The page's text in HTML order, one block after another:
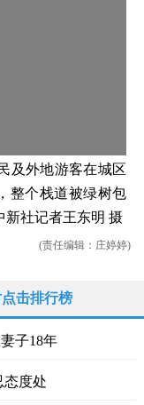
及外地游客在城区
整个栈道被绿树包
新社记者王东明 摄
(责任编辑：庄婷婷)
击排行榜
子18年
态度处